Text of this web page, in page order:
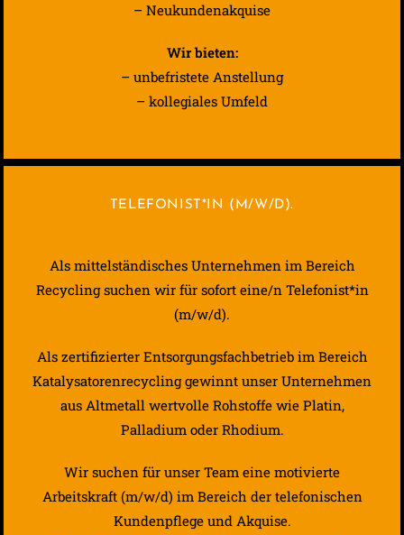
– Neukundenakquise
Wir bieten:
– unbefristete Anstellung
– kollegiales Umfeld
TELEFONIST*IN (M/W/D).
Als mittelständisches Unternehmen im Bereich
Recycling suchen wir für sofort eine/n Telefonist*in
(m/w/d).
Als zertifizierter Entsorgungsfachbetrieb im Bereich
Katalysatorenrecycling gewinnt unser Unternehmen
aus Altmetall wertvolle Rohstoffe wie Platin,
Palladium oder Rhodium.
Wir suchen für unser Team eine motivierte
Arbeitskraft (m/w/d) im Bereich der telefonischen
Kundenpflege und Akquise.